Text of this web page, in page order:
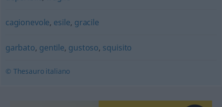
cagionevole, esile, gracile
garbato, gentile, gustoso, squisito
© Thesauro italiano